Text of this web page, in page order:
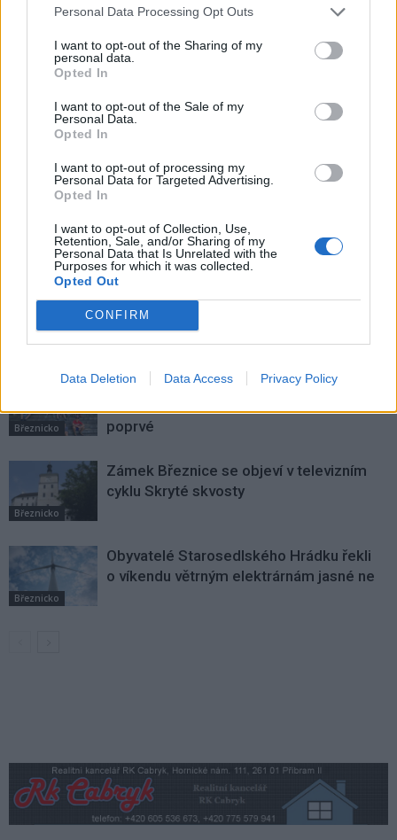
Personal Data Processing Opt Outs
I want to opt-out of the Sharing of my
personal data.
Opted In
I want to opt-out of the Sale of my
Personal Data.
Opted In
I want to opt-out of processing my
Personal Data for Targeted Advertising.
Opted In
I want to opt-out of Collection, Use,
Retention, Sale, and/or Sharing of my
Personal Data that Is Unrelated with the
Purposes for which it was collected.
Opted Out
CONFIRM
Data Deletion Data Access Privacy Policy
Předchozí článek
Práce v Husově ulici finišují
Následující článek
příběh chátrajícího areálu
šťastně?
SOUVISEJÍCÍ ČLÁNKY
Březnicko
Na zámku v Bukovanech tráví prázdniny
poprvé
Březnicko
Zámek Březnice se objeví v televizním
cyklu Skryté skvosty
Březnicko
Obyvatelé Starosedlského Hrádku řekli
o víkendu větrným elektrárnám jasné ne